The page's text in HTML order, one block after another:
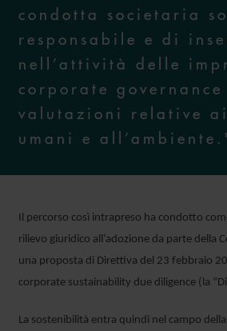
condotta societaria
responsabile e di
nell’attività delle
corporate governance
valutazioni relative
umani e
Il percorso così intrapreso ha condotto
rilievo giuridico all’adozione da parte della
una proposta di Direttiva del 23 febbraio
corporate sustainability due diligence (la
La sostenibilità entra quindi nel campo